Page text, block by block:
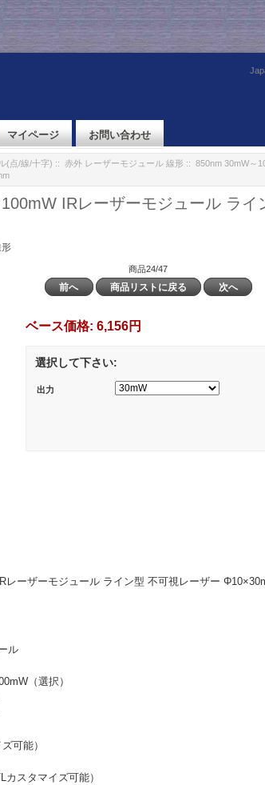
マイページ お問い合わせ
(点/線/十字) :: 赤外 レーザーモジュール 線形 :: 850nm 30mW～
IRレーザーモジュール ライ
商品24/47
前へ 商品リストに戻る 次へ
ベース価格: 6,156円
選択して下さい:
出力
レーザーモジュール ライン型 不可視レーザー
ル
（選択）
可能）
カスタマイズ可能）